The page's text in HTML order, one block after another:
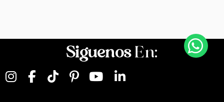
SiguenosEn: